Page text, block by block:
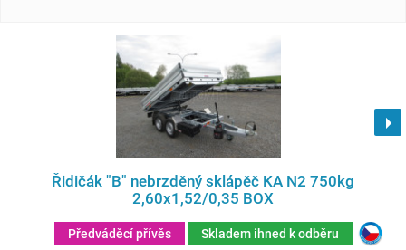
Řidičák "B" nebrzděný sklápěč KA N2 750kg
2,60x1,52/0,35 BOX
Předváděcí přívěs Skladem ihned k odběru